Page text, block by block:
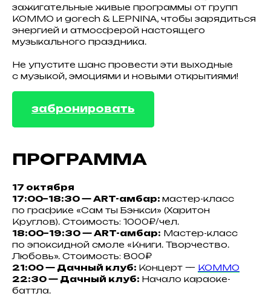
зажигательные живые программы от групп
КОММО и gorech & LEPNINA, чтобы зарядиться
энергией и атмосферой настоящего
музыкального праздника.
Не упустите шанс провести эти выходные
с музыкой, эмоциями и новыми открытиями!
забронировать
ПРОГРАММА
17 октября
17:00−18:30 — ART-амбар: мастер-класс
по графике «Сам ты Бэнкси» (Харитон
Круглов). Стоимость: 1000₽/чел.
18:00−19:30 — ART-амбар: Мастер-класс
по эпоксидной смоле «Книги. Творчество.
Любовь». Стоимость: 800₽
21:00 — Дачный клуб: Концерт — KOMMO
22:30 — Дачный клуб: Начало караоке-
баттла.